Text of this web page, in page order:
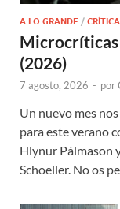
A LO GRANDE /
Microcríticas
(2026)
7 agosto, 2026 - por
Un nuevo mes
para este verano
Hlynur Pálmason
Schoeller. No os